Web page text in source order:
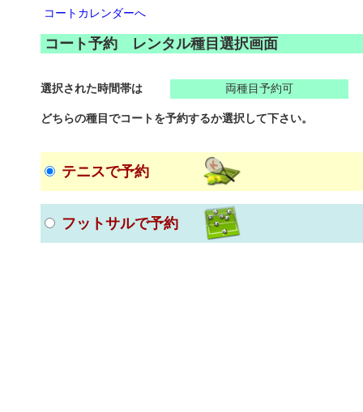
コートカレンダーへ
コート予約 レンタル種目選択画面
選択された時間帯は 両種目予約可
どちらの種目でコートを予約するか選択して下さい。
テニスで予約
フットサルで予約